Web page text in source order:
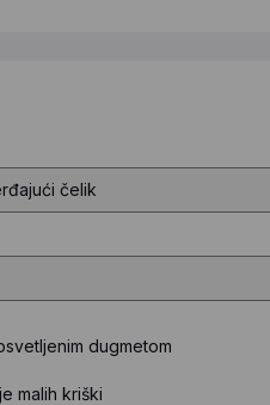
čelik
dugmetom
malih kriški